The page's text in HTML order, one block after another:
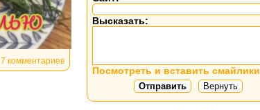
7 комментариев
Высказать:
Посмотреть и вставить смайлики